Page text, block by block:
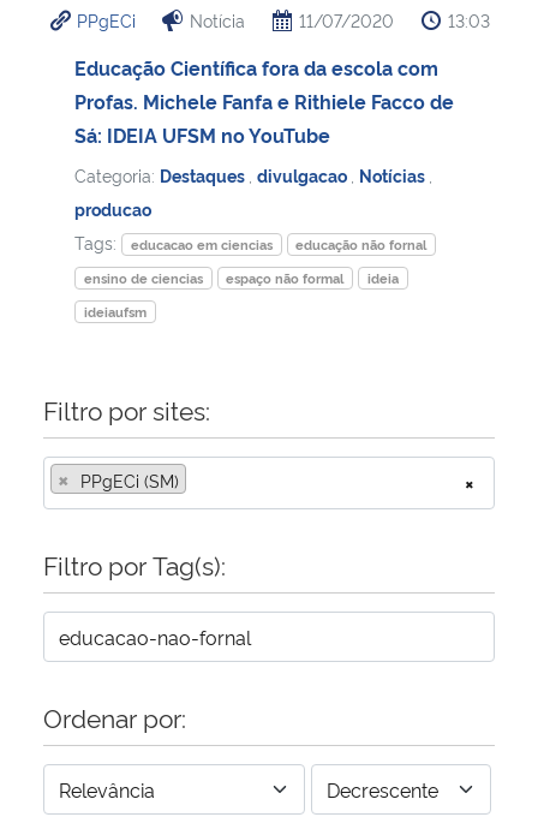
Ministério da Cidadania
Ministério de Minas e Energia
Ministério da Ciência, Tecnologia, Inovações e Comunicações
Ministério do Meio Ambiente
Ministério do Desenvolvimento Regional
Controladoria-Geral da União
Secretaria-Geral
Secretaria de Governo
Gabinete de Segurança Institucional
Advocacia-Geral da União
PPgECi Notícia 11/07/2020 13:03
Educação Científica fora da escola com
Profas. Michele Fanfa e Rithiele Facco de
Sá: IDEIA UFSM no YouTube
Categoria: Destaques divulgacao Notícias
producao
Tags:
educacao em ciencias
educação não fornal
ensino de ciencias
espaço não formal
ideia
ideiaufsm
Filtro por sites:
×
× PPgECi (SM)
Filtro por Tag(s):
Ordenar por: